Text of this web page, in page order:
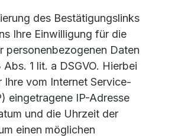
des Bestätigungslinks
Ihre Einwilligung für die
personenbezogenen Daten
1 lit. a DSGVO. Hierbei
Ihre vom Internet Service-
eingetragene IP-Adresse
und die Uhrzeit der
einen möglichen